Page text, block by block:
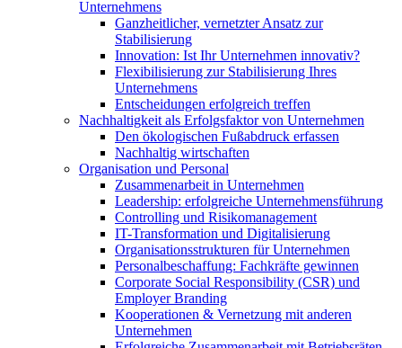
Unternehmens
Ganzheitlicher, vernetzter Ansatz zur
Stabilisierung
Innovation: Ist Ihr Unternehmen innovativ?
Flexibilisierung zur Stabilisierung Ihres
Unternehmens
Entscheidungen erfolgreich treffen
Nachhaltigkeit als Erfolgsfaktor von Unternehmen
Den ökologischen Fußabdruck erfassen
Nachhaltig wirtschaften
Organisation und Personal
Zusammenarbeit in Unternehmen
Leadership: erfolgreiche Unternehmensführung
Controlling und Risikomanagement
IT-Transformation und Digitalisierung
Organisationsstrukturen für Unternehmen
Personalbeschaffung: Fachkräfte gewinnen
Corporate Social Responsibility (CSR) und
Employer Branding
Kooperationen & Vernetzung mit anderen
Unternehmen